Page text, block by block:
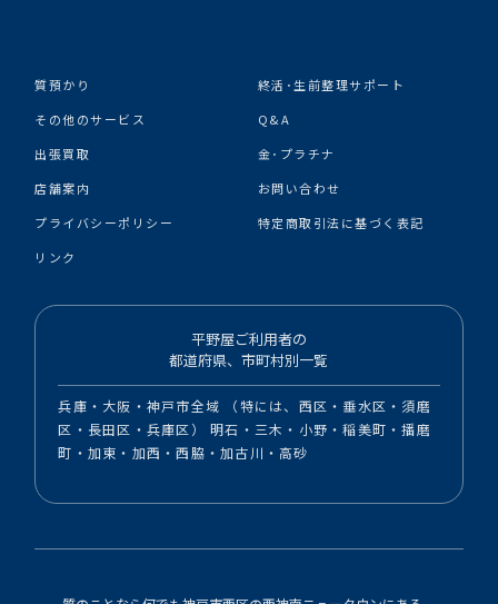
質預かり
終活･生前整理サポート
その他のサービス
Q&A
出張買取
金･プラチナ
店舗案内
お問い合わせ
プライバシーポリシー
特定商取引法に基づく表記
リンク
平野屋ご利用者の
都道府県、市町村別一覧
兵庫・大阪・神戸市全域 （特には、西区・垂水区・須磨
区・長田区・兵庫区） 明石・三木・小野・稲美町・播磨
町・加東・加西・西脇・加古川・高砂